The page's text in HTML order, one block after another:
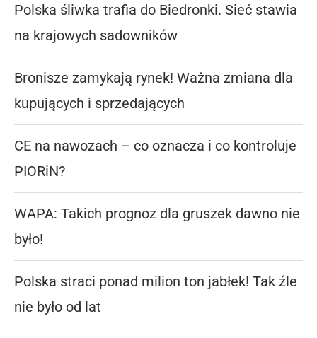
Polska śliwka trafia do Biedronki. Sieć stawia
na krajowych sadowników
Bronisze zamykają rynek! Ważna zmiana dla
kupujących i sprzedających
CE na nawozach – co oznacza i co kontroluje
PIORiN?
WAPA: Takich prognoz dla gruszek dawno nie
było!
Polska straci ponad milion ton jabłek! Tak źle
nie było od lat